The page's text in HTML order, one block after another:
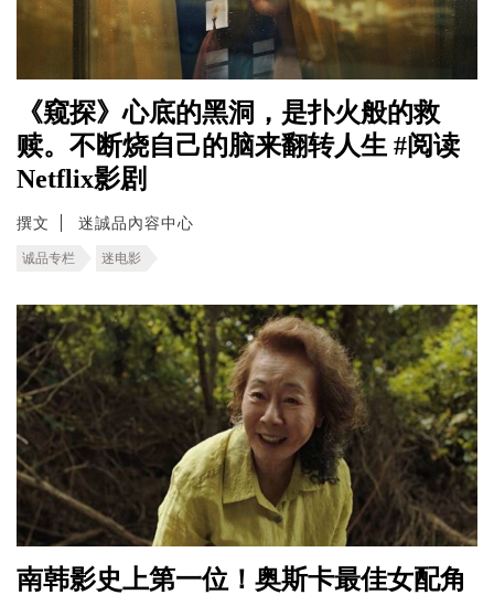
《窥探》心底的黑洞，是扑火般的救
赎。不断烧自己的脑来翻转人生 #阅读
Netflix影剧
撰文 迷誠品內容中心
诚品专栏 迷电影
南韩影史上第一位！奥斯卡最佳女配角